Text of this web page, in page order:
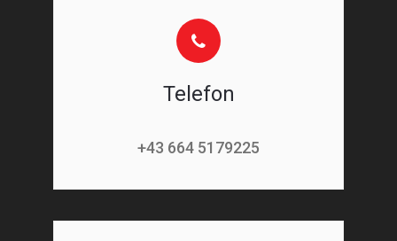
Telefon
+43 664 5179225